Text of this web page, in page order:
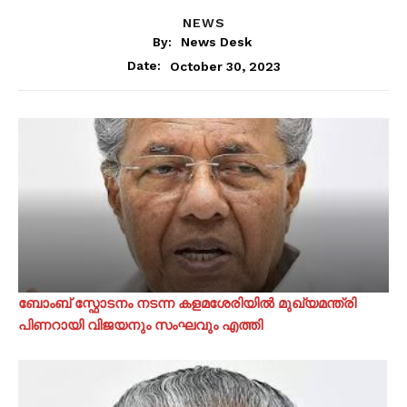
NEWS
By:
News Desk
Date:
October 30, 2023
ബോംബ് സ്ഫോടനം നടന്ന കളമശേരിയിൽ മുഖ്യമന്ത്രി
പിണറായി വിജയനും സംഘവും എത്തി